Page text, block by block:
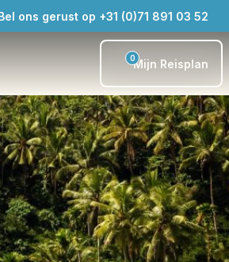
ons gerust op +31 (0)71 891 03 52
0Mijn Reisplan